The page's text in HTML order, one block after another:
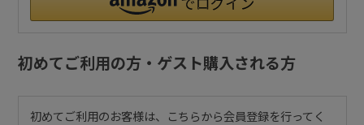
初めてご利用の方・ゲスト購入される方
初めてご利用のお客様は、こちらから会員登録を行ってく